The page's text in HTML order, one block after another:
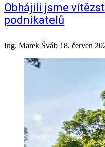
Obhájili jsme
podnikatelů
Ing. Marek Šváb 18. červen